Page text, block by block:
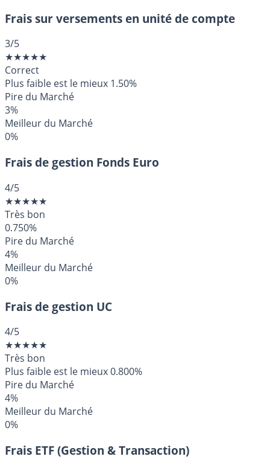
Frais sur versements en unité de compte
3/5
★★★★★
Correct
Plus faible est le mieux 1.50%
Pire du Marché
3%
Meilleur du Marché
0%
Frais de gestion Fonds Euro
4/5
★★★★★
Très bon
0.750%
Pire du Marché
4%
Meilleur du Marché
0%
Frais de gestion UC
4/5
★★★★★
Très bon
Plus faible est le mieux0.800%
Pire du Marché
4%
Meilleur du Marché
0%
Frais ETF (Gestion & Transaction)